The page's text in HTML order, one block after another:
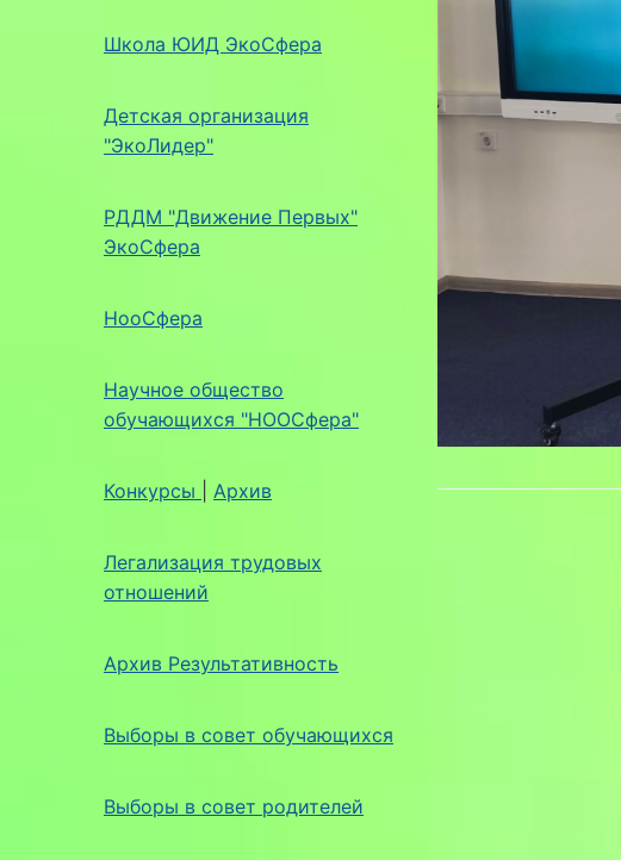
Школа ЮИД ЭкоСфера
Детская организация
"ЭкоЛидер"
РДДМ "Движение Первых"
ЭкоСфера
НооСфера
Научное общество
обучающихся "НООСфера"
Конкурсы Архив
Легализация трудовых
отношений
Архив Результативность
Выборы в совет обучающихся
Выборы в совет родителей